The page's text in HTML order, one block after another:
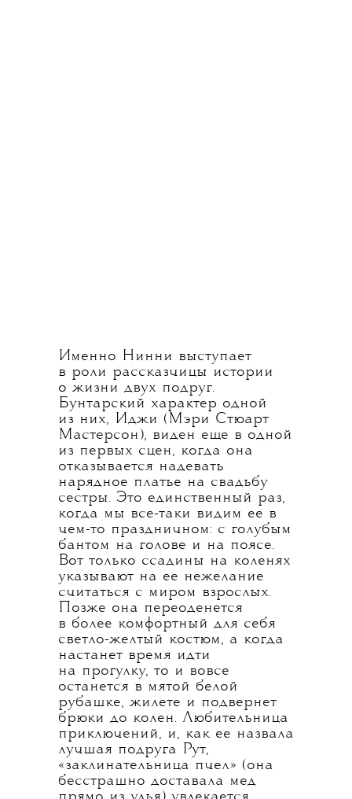
Именно Нинни выступает
в роли рассказчицы истории
о жизни двух подруг.
Бунтарский характер одной
из них, Иджи (Мэри Стюарт
Мастерсон), виден еще в одной
из первых сцен, когда она
отказывается надевать
нарядное платье на свадьбу
сестры. Это единственный раз,
когда мы все-таки видим ее в
чем-то праздничном: с голубым
бантом на голове и на поясе.
Вот только ссадины на коленях
указывают на ее нежелание
считаться с миром взрослых.
Позже она переоденется
в более комфортный для себя
светло-желтый костюм, а когда
настанет время идти
на прогулку, то и вовсе
останется в мятой белой
рубашке, жилете и подвернет
брюки до колен. Любительница
приключений, и, как ее назвала
лучшая подруга Рут,
«заклинательница пчел» (она
бесстрашно доставала мед